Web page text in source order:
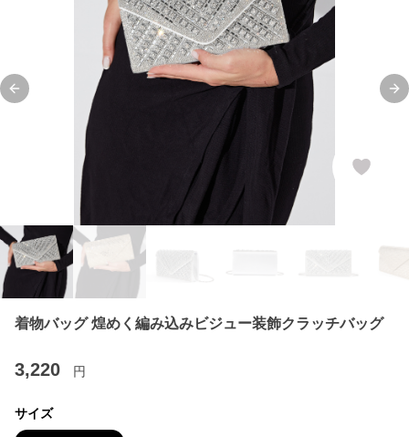
Previous slide
着物バッグ 煌めく編み込みビジュー装飾クラッチバッグ
3,220 円
サイズ